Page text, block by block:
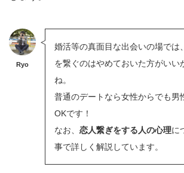
Ryo
婚活等の真面目な出会いの場では
を繋ぐのはやめておいた方がいい
ね。
普通のデートなら女性からでも男
OKです！
なお、 恋人繋ぎをする人の心理に
事で詳しく解説しています。